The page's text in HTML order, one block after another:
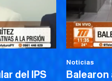
del IPS
Noticias
Balearon